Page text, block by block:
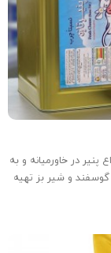
در خاورمیانه و به
گوسفند و شیر بز تهیه
این مقاله به